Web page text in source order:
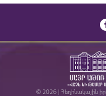
© 2026 | Հեղինակային